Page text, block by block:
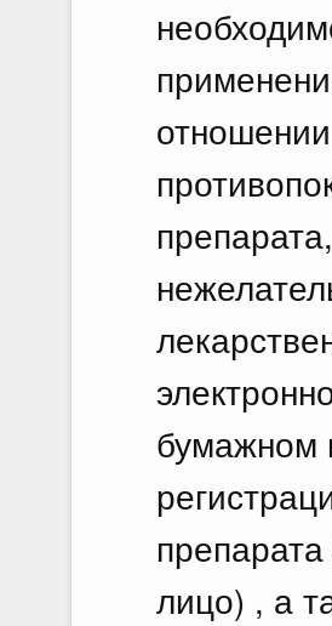
бумажном
лицо) , а